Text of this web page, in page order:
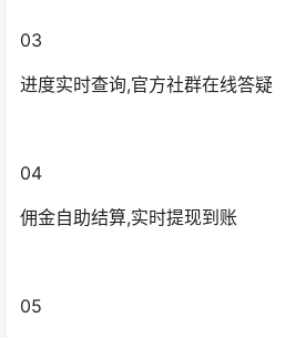
03
进度实时查询,官方社群在线答疑
04
佣金自助结算,实时提现到账
05